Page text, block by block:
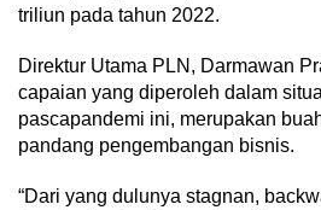
triliun pada tahun 2022.
Direktur Utama PLN, Darmawan
capaian yang diperoleh dalam
pascapandemi ini, merupakan
pandang pengembangan bisnis.
“Dari yang dulunya stagnan,